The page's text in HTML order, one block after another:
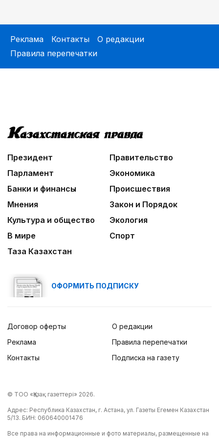
Тюркский культурный код в произведениях
02:00
человека
Жизнь за окном
Нужен ли бумажный документ?
Реклама Контакты
О редакции
Правила перепечатки
Президент
Правительство
Парламент
Экономика
Банки и финансы
Происшествия
Мнения
Закон и Порядок
Культура и общество
Экология
В мире
Спорт
Таза Казахстан
ОФОРМИТЬ ПОДПИСКУ
Договор оферты
Реклама
Контакты
О редакции
Правила перепечатки
Подписка на газету
© ТОО «Қазақ газеттері» 2026.
Адрес: Республика Казахстан, г. Астана, ул. Газеты Егемен Казахстан
5/13. БИН: 060640001476
Все права на информационные и фото материалы, размещенные на